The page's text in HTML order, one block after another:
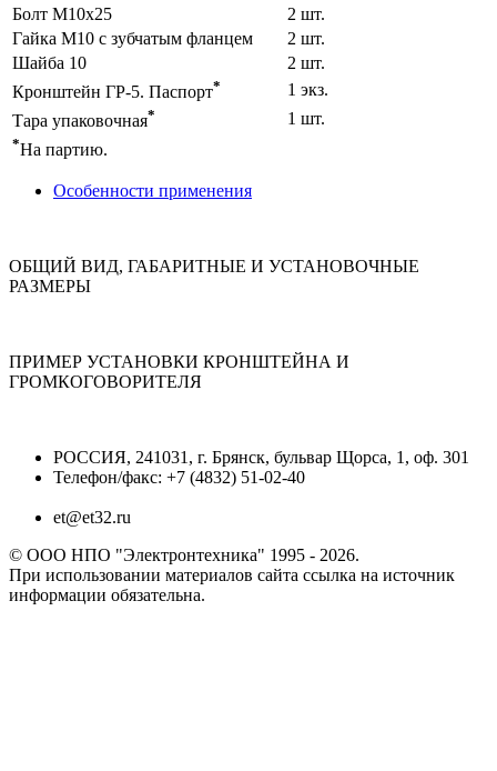
Болт М10x25
2 шт.
Гайка М10 с зубчатым фланцем
2 шт.
Шайба 10
2 шт.
Кронштейн ГР-5. Паспорт*
1 экз.
Тара упаковочная* 1 шт.
*На партию.
Особенности применения
ОБЩИЙ ВИД, ГАБАРИТНЫЕ И УСТАНОВОЧНЫЕ
РАЗМЕРЫ
ПРИМЕР УСТАНОВКИ КРОНШТЕЙНА И
ГРОМКОГОВОРИТЕЛЯ
РОССИЯ, 241031, г. Брянск, бульвар Щорса, 1, оф. 301
Телефон/факс: +7 (4832) 51-02-40
et@et32.ru
© ООО НПО "Электронтехника" 1995 - 2026.
При использовании материалов сайта ссылка на источник
информации обязательна.